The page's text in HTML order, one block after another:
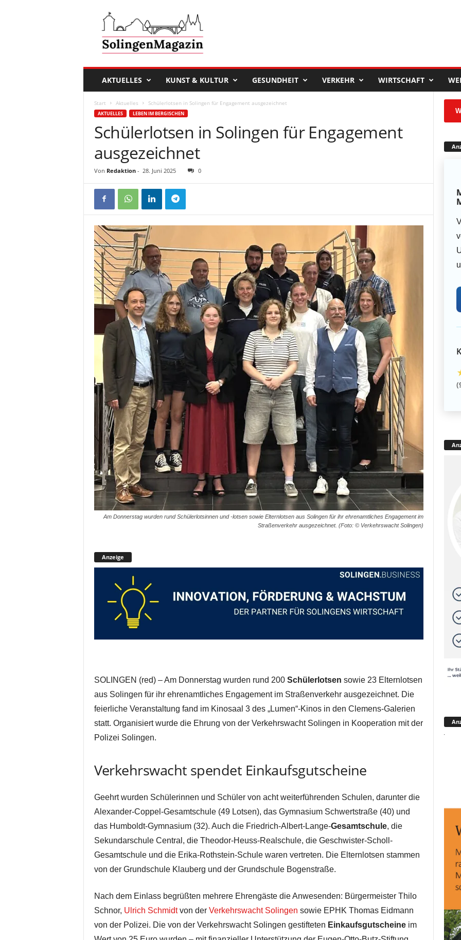
i
AKTUELLES KUNST & KULTUR GESUNDHEIT VERKEHR WIRTSCHAFT
Start Aktuelles Schülerlotsen in Solingen für Engagement ausgezeichnet
AKTUELLES LEBEN IM BERGISCHEN
Schülerlotsen in Solingen für Engagement
ausgezeichnet
Von Redaktion- 28. Juni 2025 0
Am Donnerstag wurden rund Schülerlotsinnen und -lotsen sowie Elternlotsen aus Solingen für ihr ehrenamtliches Engagement im
Straßenverkehr ausgezeichnet. (Foto: © Verkehrswacht Solingen)
Anzeige
SOLINGEN (red) – Am Donnerstag wurden rund 200 Schülerlotsen sowie 23 Elternlotsen
aus Solingen für ihr ehrenamtliches Engagement im Straßenverkehr ausgezeichnet. Die
feierliche Veranstaltung fand im Kinosaal 3 des „Lumen“-Kinos in den Clemens-Galerien
statt. Organisiert wurde die Ehrung von der Verkehrswacht Solingen in Kooperation mit der
Polizei Solingen.
Verkehrswacht spendet Einkaufsgutscheine
Geehrt wurden Schülerinnen und Schüler von acht weiterführenden Schulen, darunter die
Alexander-Coppel-Gesamtschule (49 Lotsen), das Gymnasium Schwertstraße (40) und
das Humboldt-Gymnasium (32). Auch die Friedrich-Albert-Lange-Gesamtschule, die
Sekundarschule Central, die Theodor-Heuss-Realschule, die Geschwister-Scholl-
Gesamtschule und die Erika-Rothstein-Schule waren vertreten. Die Elternlotsen stammen
von der Grundschule Klauberg und der Grundschule Bogenstraße.
Nach dem Einlass begrüßten mehrere Ehrengäste die Anwesenden: Bürgermeister Thilo
Schnor, Ulrich Schmidtvon der Verkehrswacht Solingen sowie EPHK Thomas Eidmann
von der Polizei. Die von der Verkehrswacht Solingen gestifteten Einkaufsgutscheineim